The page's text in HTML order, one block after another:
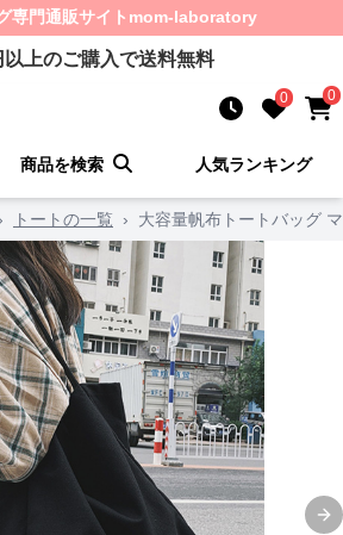
専門通販サイト mom-laboratory
以上のご購入で送料無料
0 0
商品を検索 人気ランキング
› トートの一覧 › 大容量帆布トートバッグ